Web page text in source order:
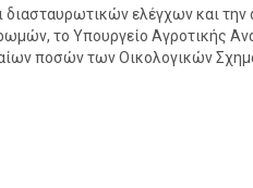
ελέγχων και την
το Υπουργείο Αγροτικής
ποσών των Οικολογικών